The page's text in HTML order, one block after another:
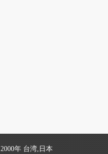
2000年 台湾,日本